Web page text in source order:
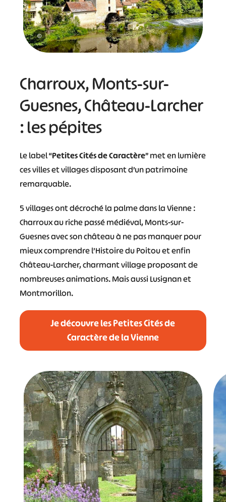
©
Charroux, Monts-sur-
Guesnes, Château-Larcher
: les pépites
Le label “Petites Cités de Caractère” met en lumière
ces villes et villages disposant d’un patrimoine
remarquable.
5 villages ont décroché la palme dans la Vienne :
Charroux au riche passé médiéval, Monts-sur-
Guesnes avec son château à ne pas manquer pour
mieux comprendre l’Histoire du Poitou et enfin
Château-Larcher, charmant village proposant de
nombreuses animations. Mais aussi Lusignan et
Montmorillon.
Je découvre les Petites Cités de
Caractère de la Vienne